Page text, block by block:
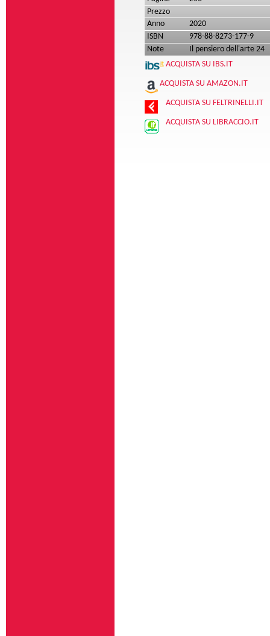
Prezzo
Anno
2020
ISBN
978-88-8273-177-9
Note
Il pensiero dell'arte 24
ACQUISTA SU IBS.IT
ACQUISTA SU AMAZON.IT
ACQUISTA SU FELTRINELLI.IT
ACQUISTA SU LIBRACCIO.IT